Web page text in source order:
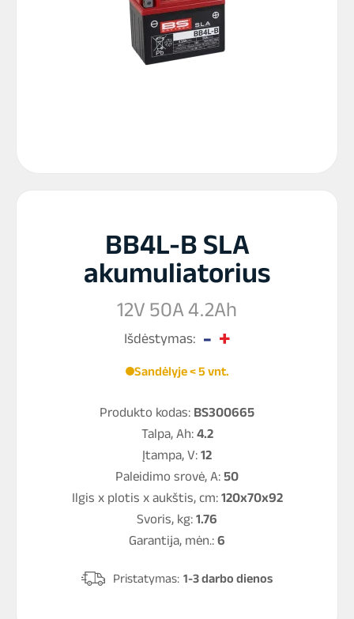
BB4L-B SLA
akumuliatorius
12V 50A 4.2Ah
Išdėstymas:
Sandėlyje < 5 vnt.
Produkto kodas: BS300665
Talpa, Ah: 4.2
Įtampa, V: 12
Paleidimo srovė, A: 50
Ilgis x plotis x aukštis, cm: 120x70x92
Svoris, kg: 1.76
Garantija, mėn.: 6
Pristatymas: 1-3 darbo dienos